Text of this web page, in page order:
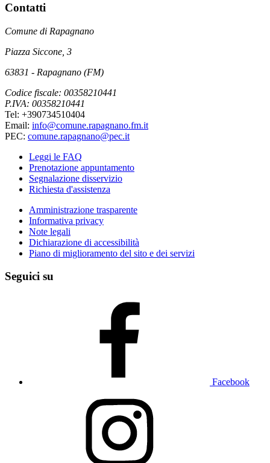
Contatti
Comune di Rapagnano
Piazza Siccone, 3
63831 - Rapagnano (FM)
Codice fiscale: 00358210441
P.IVA: 00358210441
Tel: +390734510404
Email: info@comune.rapagnano.fm.it
PEC: comune.rapagnano@pec.it
Leggi le FAQ
Prenotazione appuntamento
Segnalazione disservizio
Richiesta d'assistenza
Amministrazione trasparente
Informativa privacy
Note legali
Dichiarazione di accessibilità
Piano di miglioramento del sito e dei servizi
Seguici su
Facebook